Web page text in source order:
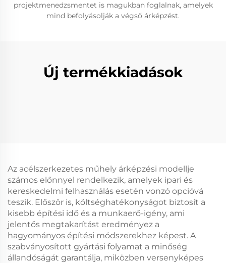
projektmenedzsmentet is magukban foglalnak, amelyek
mind befolyásolják a végső árképzést.
Új termékkiadások
Az acélszerkezetes műhely árképzési modellje
számos előnnyel rendelkezik, amelyek ipari és
kereskedelmi felhasználás esetén vonzó opcióvá
teszik. Először is, költséghatékonyságot biztosít a
kisebb építési idő és a munkaerő-igény, ami
jelentős megtakarítást eredményez a
hagyományos építési módszerekhez képest. A
szabványosított gyártási folyamat a minőség
állandóságát garantálja, miközben versenyképes